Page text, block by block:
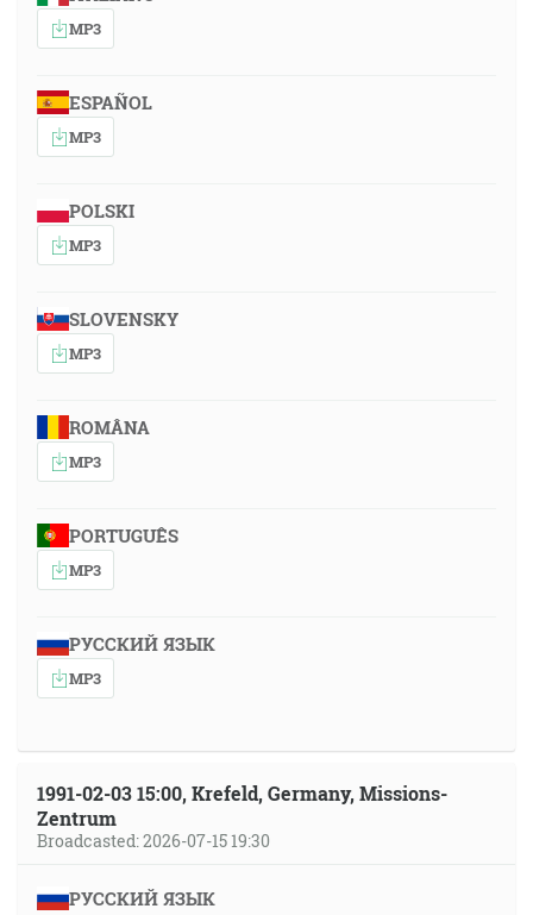
MP3
ESPAÑOL
MP3
POLSKI
MP3
SLOVENSKY
MP3
ROMÂNA
MP3
PORTUGUÊS
MP3
РУССКИЙ ЯЗЫК
MP3
1991-02-03 15:00, Krefeld, Germany, Missions-
Zentrum
Broadcasted: 2026-07-15 19:30
РУССКИЙ ЯЗЫК